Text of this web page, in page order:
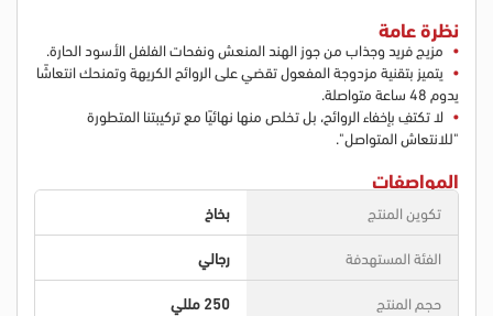
نظرة عامة
مزيج فريد وجذاب من جوز الهند المنعش ونفحات الفلفل الأسود الحارة.
يتميز بتقنية مزدوجة المفعول تقضي على الروائح الكريهة وتمنحك انتعاشًا
يدوم 48 ساعة متواصلة.
لا تكتفِ بإخفاء الروائح، بل تخلص منها نهائيًا مع تركيبتنا المتطورة
"للانتعاش المتواصل".
المواصفات
تكوين المنتج
بخاخ
الفئة المستهدفة
رجالي
حجم المنتج
250 مللي